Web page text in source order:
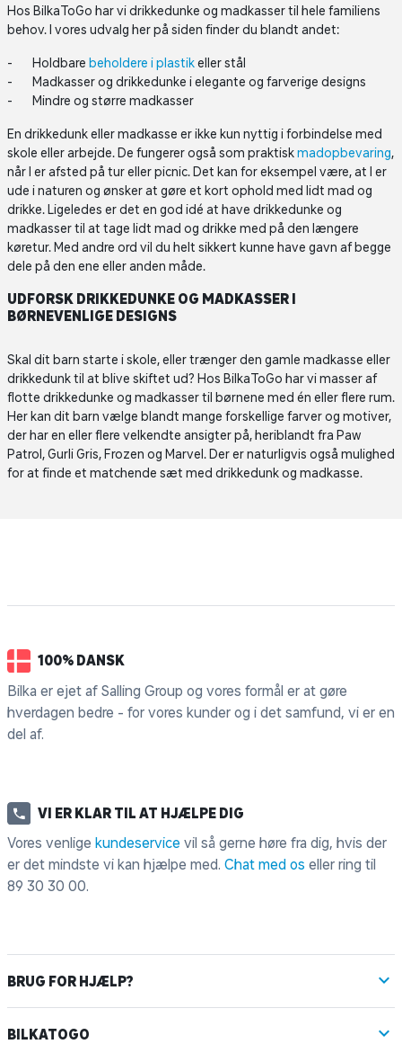
Hos BilkaToGo har vi drikkedunke og madkasser til hele familiens
behov. I vores udvalg her på siden finder du blandt andet:
Holdbare beholdere i plastikeller stål
Madkasser og drikkedunke i elegante og farverige designs
Mindre og større madkasser
En drikkedunk eller madkasse er ikke kun nyttig i forbindelse med
skole eller arbejde. De fungerer også som praktiskmadopbevaring,
når I er afsted på tur eller picnic. Det kan for eksempel være, at I er
ude i naturen og ønsker at gøre et kort ophold med lidt mad og
drikke. Ligeledes er det en god idé at have drikkedunke og
madkasser til at tage lidt mad og drikke med på den længere
køretur. Med andre ord vil du helt sikkert kunne have gavn af begge
dele på den ene eller anden måde.
UDFORSK DRIKKEDUNKE OG MADKASSER I
BØRNEVENLIGE DESIGNS
Skal dit barn starte i skole, eller trænger den gamle madkasse eller
drikkedunk til at blive skiftet ud? Hos BilkaToGo har vi masser af
flotte drikkedunke og madkasser til børnene med én eller flere rum.
Her kan dit barn vælge blandt mange forskellige farver og motiver,
der har en eller flere velkendte ansigter på, heriblandt fra Paw
Patrol, Gurli Gris, Frozen og Marvel. Der er naturligvis også mulighed
for at finde et matchende sæt med drikkedunk og madkasse.
100% DANSK
Bilka er ejet af Salling Group og vores formål er at gøre
hverdagen bedre - for vores kunder og i det samfund, vi er en
del af.
VI ER KLAR TIL AT HJÆLPE DIG
Vores venlige kundeservice vil så gerne høre fra dig, hvis der
er det mindste vi kan hjælpe med. Chat med os eller ring til
89 30 30 00.
BRUG FOR HJÆLP?
BILKATOGO